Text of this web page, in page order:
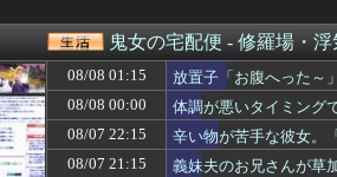
コトメ「父親役をお願い。うちの子
【ガルちゃん企画！】こんなドラマ
友人Aがホテルランチに800円くら
近所の家で火事が起きた。ベランダ
仙台 寒いです（みなさんの住んでる
痛くなくて落ちない耳のアクセサリー
【エクソシストｗ】我が家が空き巣
鬼女の宅配便 - 修羅場・
08/08 01:15
放置子「お腹へった～
08/08 00:00
体調が悪いタイミング
08/07 22:15
辛い物が苦手な彼女。
08/07 21:15
義妹夫のお兄さんが草